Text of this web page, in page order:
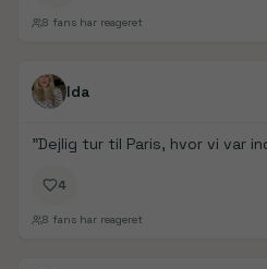
8 fans har reageret
FanDays bidrag
Ida
"Dejlig tur til Paris, hvor vi var
4
8 fans har reageret